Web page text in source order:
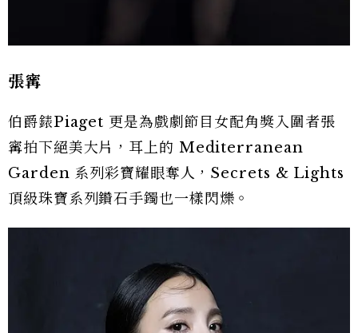
張寗
伯爵錶Piaget 更是為戲劇節目女配角獎入圍者張
寗拍下絕美大片，耳上的 Mediterranean
Garden 系列彩寶耀眼奪人，Secrets & Lights
頂級珠寶系列鑽石手鐲也一樣閃爍。